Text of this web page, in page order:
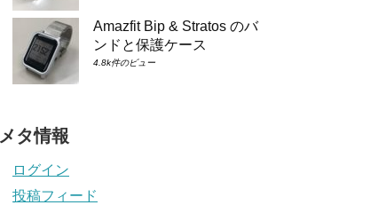
Amazfit Bip & Stratos のバ
ンドと保護ケース
4.8k件のビュー
メタ情報
ログイン
投稿フィード